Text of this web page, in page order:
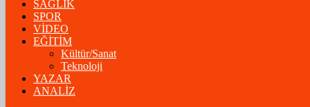
6.175,37%-1,31
ÇEYREK ALTIN
10.093,00%-1,09
BİTCOİN
SAĞLIK
SPOR
VİDEO
EĞİTİM
Kültür/Sanat
Teknoloji
YAZAR
ANALİZ